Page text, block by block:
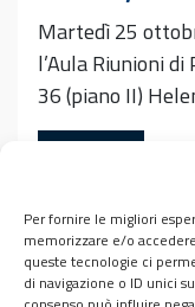
Per fornire le migliori
memorizzare e/o
queste tecnologie ci
di navigazione o ID unici
Martedì 25
l’Aula Riunioni
36 (piano II)
Leggi tutto…
TagArturo Marzano,